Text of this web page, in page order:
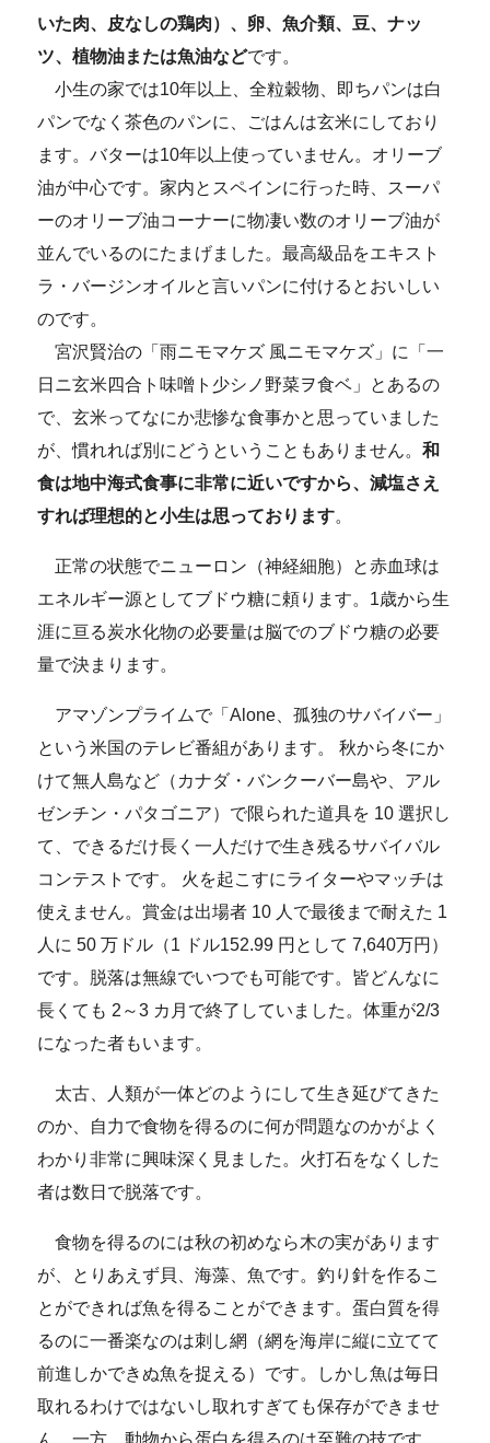
いた肉、皮なしの鶏肉）、卵、魚介類、豆、ナッ
ツ、植物油または魚油などです。
小生の家では10年以上、全粒穀物、即ちパンは白
パンでなく茶色のパンに、ごはんは玄米にしており
ます。バターは10年以上使っていません。オリーブ
油が中心です。家内とスペインに行った時、スーパ
ーのオリーブ油コーナーに物凄い数のオリーブ油が
並んでいるのにたまげました。最高級品をエキスト
ラ・バージンオイルと言いパンに付けるとおいしい
のです。
宮沢賢治の「雨ニモマケズ 風ニモマケズ」に「一
日ニ玄米四合ト味噌ト少シノ野菜ヲ食ベ」とあるの
で、玄米ってなにか悲惨な食事かと思っていました
が、慣れれば別にどうということもありません。和
食は地中海式食事に非常に近いですから、減塩さえ
すれば理想的と小生は思っております。
正常の状態でニューロン（神経細胞）と赤血球は
エネルギー源としてブドウ糖に頼ります。1歳から生
涯に亘る炭水化物の必要量は脳でのブドウ糖の必要
量で決まります。
アマゾンプライムで「Alone、孤独のサバイバー」
という米国のテレビ番組があります。 秋から冬にか
けて無人島など（カナダ・バンクーバー島や、アル
ゼンチン・パタゴニア）で限られた道具を 10 選択し
て、できるだけ長く一人だけで生き残るサバイバル
コンテストです。 火を起こすにライターやマッチは
使えません。賞金は出場者 10 人で最後まで耐えた 1
人に 50 万ドル（1 ドル152.99 円として 7,640万円）
です。脱落は無線でいつでも可能です。皆どんなに
長くても 2～3 カ月で終了していました。体重が2/3
になった者もいます。
太古、人類が一体どのようにして生き延びてきた
のか、自力で食物を得るのに何が問題なのかがよく
わかり非常に興味深く見ました。火打石をなくした
者は数日で脱落です。
食物を得るのには秋の初めなら木の実があります
が、とりあえず貝、海藻、魚です。釣り針を作るこ
とができれば魚を得ることができます。蛋白質を得
るのに一番楽なのは刺し網（網を海岸に縦に立てて
前進しかできぬ魚を捉える）です。しかし魚は毎日
取れるわけではないし取れすぎても保存ができませ
ん。一方、動物から蛋白を得るのは至難の技です。